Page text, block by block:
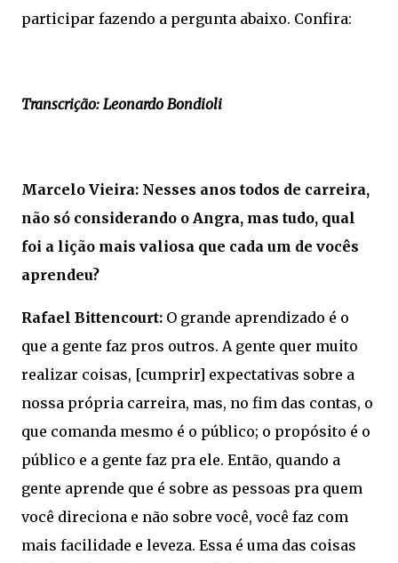
participar fazendo a pergunta abaixo. Confira:
Transcrição: Leonardo Bondioli
Marcelo Vieira: Nesses anos todos de carreira,
não só considerando o Angra, mas tudo, qual
foi a lição mais valiosa que cada um de vocês
aprendeu?
Rafael Bittencourt: O grande aprendizado é o
que a gente faz pros outros. A gente quer muito
realizar coisas, [cumprir] expectativas sobre a
nossa própria carreira, mas, no fim das contas, o
que comanda mesmo é o público; o propósito é o
público e a gente faz pra ele. Então, quando a
gente aprende que é sobre as pessoas pra quem
você direciona e não sobre você, você faz com
mais facilidade e leveza. Essa é uma das coisas